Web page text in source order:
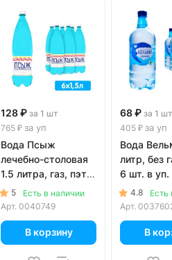
128 ₽ за 1 шт
765 ₽ за уп
Вода Псыж
лечебно-столовая
1.5 литра, газ, пэт,
6 шт. в уп.
5
Есть в наличии
Арт. 0040749
В корзину
68 ₽ за 1 шт
405 ₽ за уп
Вода
литр, без
6 шт. в уп.
4.8
Есть
Арт.
В